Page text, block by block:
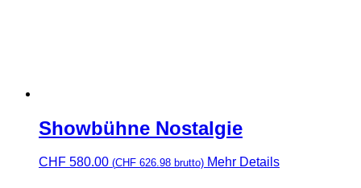
Showbühne Nostalgie
CHF 580.00 (CHF 626.98 brutto) Mehr Details